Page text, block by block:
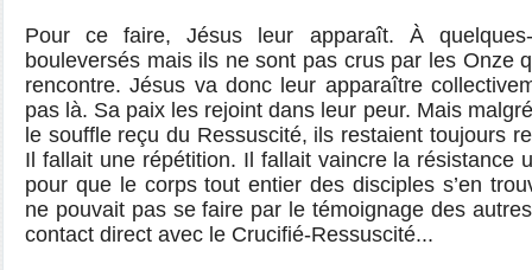
Pour ce faire, Jésus leur apparaît. À
bouleversés mais ils ne sont pas crus par les Onze
rencontre. Jésus va donc leur apparaître
pas là. Sa paix les rejoint dans leur peur. Mais
le souffle reçu du Ressuscité, ils restaient toujours
Il fallait une répétition. Il fallait vaincre la résistance
pour que le corps tout entier des disciples s’en
ne pouvait pas se faire par le témoignage des
contact direct avec le Crucifié-Ressuscité...